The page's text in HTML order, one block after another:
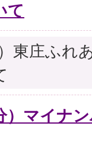
て
東庄ふれ
）マイナ